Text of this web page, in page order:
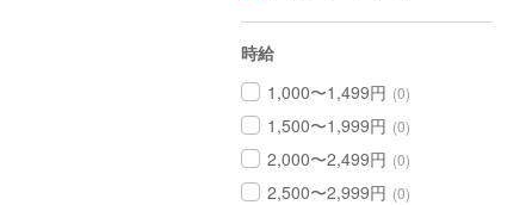
時給
1,000〜1,499円 (0)
1,500〜1,999円 (0)
2,000〜2,499円 (0)
2,500〜2,999円 (0)